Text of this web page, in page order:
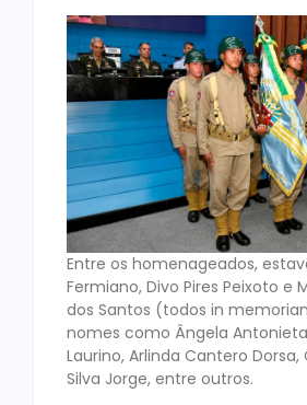
Entre os homenageados,
Fermiano, Divo Pires Peixoto e
dos Santos (todos in
nomes como Ângela
Laurino, Arlinda Cantero Dorsa,
Silva Jorge, entre outros.